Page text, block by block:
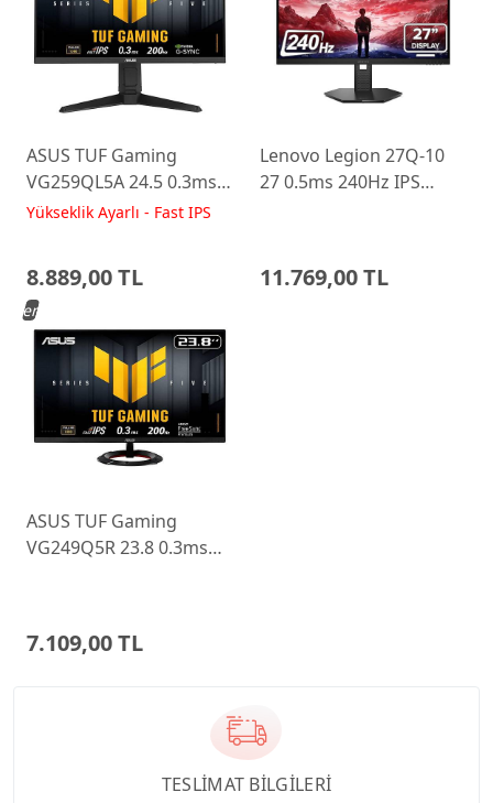
ASUS TUF Gaming
VG259QL5A 24.5 0.3ms
200Hz Fast IPS Yükseklik
Yükseklik Ayarlı - Fast IPS
8.889,00 TL
Lenovo Legion 27Q-10
27 0.5ms 240Hz IPS
11.769,00 TL
ASUS TUF Gaming
VG249Q5R 23.8 0.3ms
7.109,00 TL
Yeni
TESLİMAT BİLGİLERİ